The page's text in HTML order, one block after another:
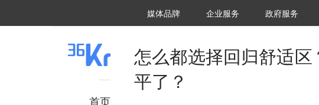
媒体品牌 36Kr研究院
企业服务 城市之窗
政府服务
首页
怎么都选择回归舒适
平了？